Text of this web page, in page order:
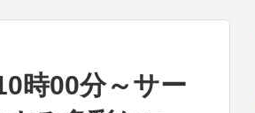
時00分～サー